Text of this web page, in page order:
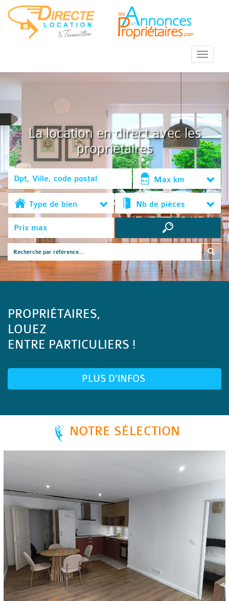
::Menu::
La location en direct avec les
propriétaires
Max km
Type de bien Nb de pièces
PROPRIÉTAIRES,
LOUEZ
ENTRE PARTICULIERS !
PLUS D'INFOS
NOTRE SÉLECTION